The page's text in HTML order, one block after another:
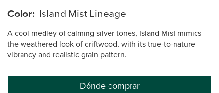
Color: Island Mist Lineage
A cool medley of calming silver tones, Island Mist mimics
the weathered look of driftwood, with its true-to-nature
vibrancy and realistic grain pattern.
Dónde comprar